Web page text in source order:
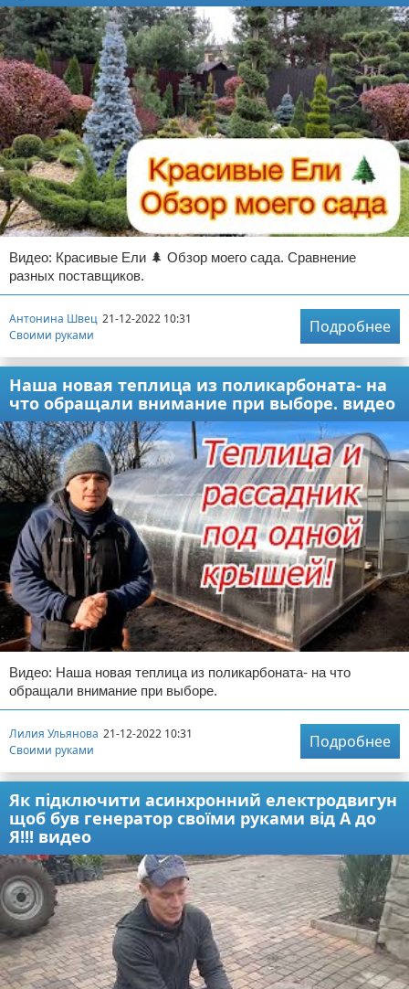
Видео: Красивые Ели 🌲 Обзор моего сада. Сравнение
разных поставщиков.
Антонина Швец 21-12-2022 10:31
Своими руками
Подробнее
Наша новая теплица из поликарбоната- на
что обращали внимание при выборе. видео
Видео: Наша новая теплица из поликарбоната- на что
обращали внимание при выборе.
Лилия Ульянова 21-12-2022 10:31
Своими руками
Подробнее
Як підключити асинхронний електродвигун
щоб був генератор своїми руками від А до
Я!!! видео